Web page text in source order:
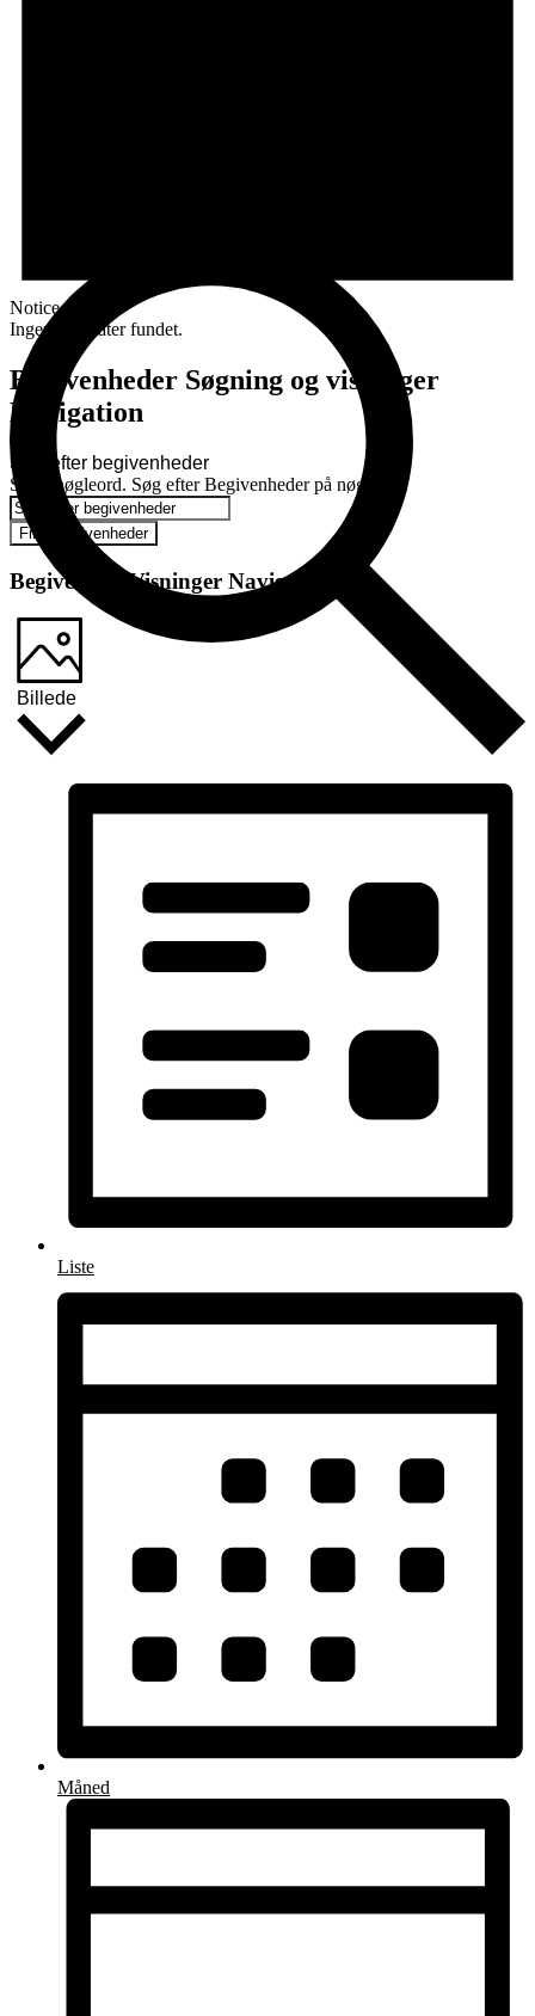
Notice
Ingen resultater fundet.
Begivenheder Søgning og visninger
Navigation
Søg efter begivenheder
Skriv nøgleord. Søg efter Begivenheder på nøgleord.
Find Begivenheder
Begivenhed Visninger Navigation
Billede
Liste
Måned